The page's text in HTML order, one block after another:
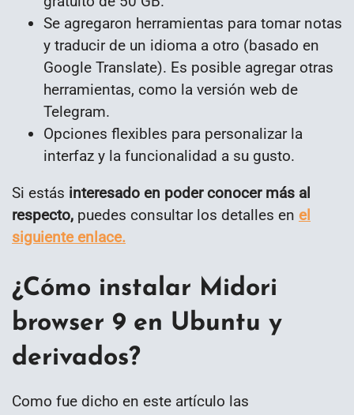
Se agregaron herramientas para tomar notas
y traducir de un idioma a otro (basado en
Google Translate). Es posible agregar otras
herramientas, como la versión web de
Telegram.
Opciones flexibles para personalizar la
interfaz y la funcionalidad a su gusto.
Si estás interesado en poder conocer más al
respecto, puedes consultar los detalles en el
siguiente enlace.
¿Cómo instalar Midori
browser 9 en Ubuntu y
derivados?
Como fue dicho en este artículo las